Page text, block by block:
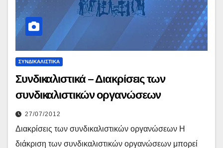
ΣΥΝΔΙΚΑΛΙΣΤΙΚΆ
Συνδικαλιστικά – Διακρίσεις των
συνδικαλιστικών οργανώσεων
27/07/2012
Διακρίσεις των συνδικαλιστικών οργανώσεων Η
διάκριση των συνδικαλιστικών οργανώσεων μπορεί